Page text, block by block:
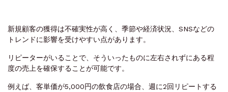
新規顧客の獲得は不確実性が高く、季節や経済状況、SNSなどの
トレンドに影響を受けやすい点があります。
リピーターがいることで、そういったものに左右されずにある程
度の売上を確保することが可能です。
例えば、客単価が5,000円の飲食店の場合、週に2回リピートする